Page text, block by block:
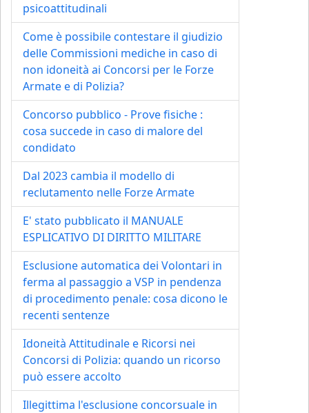
psicoattitudinali
Come è possibile contestare il giudizio
delle Commissioni mediche in caso di
non idoneità ai Concorsi per le Forze
Armate e di Polizia?
Concorso pubblico - Prove fisiche :
cosa succede in caso di malore del
condidato
Dal 2023 cambia il modello di
reclutamento nelle Forze Armate
E' stato pubblicato il MANUALE
ESPLICATIVO DI DIRITTO MILITARE
Esclusione automatica dei Volontari in
ferma al passaggio a VSP in pendenza
di procedimento penale: cosa dicono le
recenti sentenze
Idoneità Attitudinale e Ricorsi nei
Concorsi di Polizia: quando un ricorso
può essere accolto
Illegittima l'esclusione concorsuale in